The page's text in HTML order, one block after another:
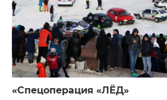
«Спецоперация «ЛЁД»